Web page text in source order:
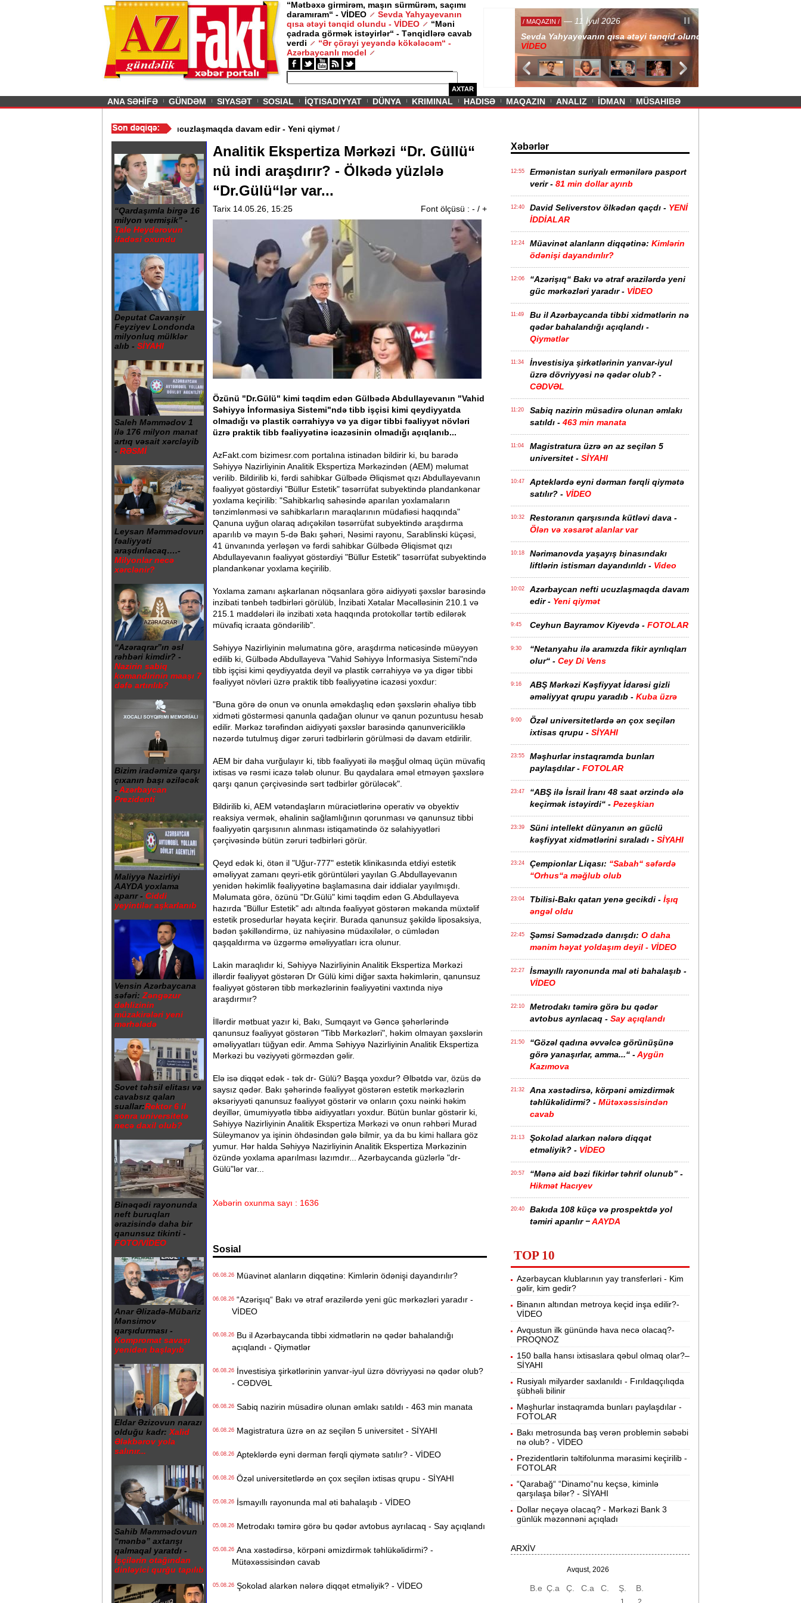
“Mətbəxə girmirəm, maşın sürmürəm, saçımı
daramıram“ - VİDEO
Sevda Yahyayevanın
qısa ətəyi tənqid olundu - VİDEO
“Məni
çadrada görmək istəyirlər“ - Tənqidlərə cavab
verdi
“Ər çörəyi yeyəndə kökələcəm“ -
Azərbaycanlı model
AXTAR
/ MAQAZIN / — 11 İyul 2026
Sevda Yahyayevanın qısa ətəyi tənqid olundu -
Previous
ANA SƏHİFƏ GÜNDƏM SIYASƏT SOSIAL İQTISADIYYAT DÜNYA KRIMINAL HADISƏ MAQAZIN ANALIZ İDMAN MÜSAHIBƏ
istismarı dayandırıldı - Video/Azərbaycan nefti ucuzlaşmaqda davam edir - Yeni qiymət
“Qardaşımla birgə 16
milyon vermişik” -
Tale Heydərovun
ifadəsi oxundu
Deputat Cavanşir
Feyziyev Londonda
milyonluq mülklər
alıb - SİYAHI
Saleh Məmmədov 1
ilə 176 milyon manat
artıq vəsait xərcləyib
- RƏSMİ
Leysan Məmmədovun
fəaliyyəti
araşdırılacaq….-
Milyonlar necə
xərclənir?
“Azəraqrar”ın əsl
rəhbəri kimdir? -
Nazirin sabiq
komandirinin maaşı 7
dəfə artırılıb?
Bizim iradəmizə qarşı
çıxanın başı əziləcək
- Azərbaycan
Prezidenti
Maliyyə Nazirliyi
AAYDA yoxlama
aparır - Ciddi
yeyintilər aşkarlanıb
Vensin Azərbaycana
səfəri: Zəngəzur
dəhlizinin
müzakirələri yeni
mərhələdə
Sovet təhsil elitası və
cavabsız qalan
suallar:Rektor 6 il
sonra universitetə
necə daxil olub?
Binəqədi rayonunda
neft buruqları
ərazisində daha bir
qanunsuz tikinti -
FOTO/VİDEO
Anar Əlizadə-Mübariz
Mənsimov
qarşıdurması -
Kompromat savaşı
yenidən başlayıb
Eldar Əzizovun narazı
olduğu kadr: Xalid
Ələkbərov yola
salınır...
Sahib Məmmədovun
“mənbə” axtarışı
qalmaqal yaratdı -
İşçilərin otağından
dinləyici qurğu tapılıb
Analitik Ekspertiza Mərkəzi “Dr. Güllü“
nü indi araşdırır? - Ölkədə yüzlələ
“Dr.Gülü“lər var...
Tarix 14.05.26, 15:25 Font ölçüsü : - / +
Özünü "Dr.Gülü" kimi təqdim edən Gülbədə Abdullayevanın "Vahid
Səhiyyə İnformasiya Sistemi"ndə tibb işçisi kimi qeydiyyatda
olmadığı və plastik cərrahiyyə və ya digər tibbi fəaliyyət növləri
üzrə praktik tibb fəaliyyətinə icazəsinin olmadığı açıqlanıb...
AzFakt.com bizimesr.com portalına istinadən bildirir ki, bu barədə
Səhiyyə Nazirliyinin Analitik Ekspertiza Mərkəzindən (AEM) məlumat
verilib. Bildirilib ki, fərdi sahibkar Gülbədə Əliqismət qızı Abdullayevanın
fəaliyyət göstərdiyi "Büllur Estetik" təsərrüfat subyektində plandankənar
yoxlama keçirilib: "Sahibkarlıq sahəsində aparılan yoxlamaların
tənzimlənməsi və sahibkarların maraqlarının müdafiəsi haqqında"
Qanuna uyğun olaraq adıçəkilən təsərrüfat subyektində araşdırma
aparılıb və mayın 5-də Bakı şəhəri, Nəsimi rayonu, Sarablinski küçəsi,
41 ünvanında yerləşən və fərdi sahibkar Gülbədə Əliqismət qızı
Abdullayevanın fəaliyyət göstərdiyi "Büllur Estetik" təsərrüfat subyektində
plandankənar yoxlama keçirilib.
Yoxlama zamanı aşkarlanan nöqsanlara görə aidiyyəti şəxslər barəsində
inzibati tənbeh tədbirləri görülüb, İnzibati Xətalar Məcəlləsinin 210.1 və
215.1 maddələri ilə inzibati xəta haqqında protokollar tərtib edilərək
müvafiq icraata göndərilib".
Səhiyyə Nazirliyinin məlumatına görə, araşdırma nəticəsində müəyyən
edilib ki, Gülbədə Abdullayeva "Vahid Səhiyyə İnformasiya Sistemi"ndə
tibb işçisi kimi qeydiyyatda deyil və plastik cərrahiyyə və ya digər tibbi
fəaliyyət növləri üzrə praktik tibb fəaliyyətinə icazəsi yoxdur:
"Buna görə də onun və onunla əməkdaşlıq edən şəxslərin əhaliyə tibb
xidməti göstərməsi qanunla qadağan olunur və qanun pozuntusu hesab
edilir. Mərkəz tərəfindən aidiyyəti şəxslər barəsində qanunvericiliklə
nəzərdə tutulmuş digər zəruri tədbirlərin görülməsi də davam etdirilir.
AEM bir daha vurğulayır ki, tibb fəaliyyəti ilə məşğul olmaq üçün müvafiq
ixtisas və rəsmi icazə tələb olunur. Bu qaydalara əməl etməyən şəxslərə
qarşı qanun çərçivəsində sərt tədbirlər görüləcək".
Bildirilib ki, AEM vətəndaşların müraciətlərinə operativ və obyektiv
reaksiya vermək, əhalinin sağlamlığının qorunması və qanunsuz tibbi
fəaliyyətin qarşısının alınması istiqamətində öz səlahiyyətləri
çərçivəsində bütün zəruri tədbirləri görür.
Qeyd edək ki, ötən il "Uğur-777" estetik klinikasında etdiyi estetik
əməliyyat zamanı qeyri-etik görüntüləri yayılan G.Abdullayevanın
yenidən həkimlik fəaliyyətinə başlamasına dair iddialar yayılmışdı.
Məlumata görə, özünü "Dr.Gülü" kimi təqdim edən G.Abdullayeva
hazırda "Büllur Estetik" adı altında fəaliyyət göstərən məkanda müxtəlif
estetik prosedurlar həyata keçirir. Burada qanunsuz şəkildə liposaksiya,
bədən şəkilləndirmə, üz nahiyəsinə müdaxilələr, o cümlədən
qaşqaldırma və üzgərmə əməliyyatları icra olunur.
Lakin maraqlıdır ki, Səhiyyə Nazirliyinin Analitik Ekspertiza Mərkəzi
illərdir fəaliyyət göstərən Dr Gülü kimi diğər saxta həkimlərin, qanunsuz
fəaliyyət göstərən tibb mərkəzlərinin fəaliyyətini vaxtında niyə
araşdırmır?
İllərdir mətbuat yazır ki, Bakı, Sumqayıt və Gəncə şəhərlərində
qanunsuz fəaliyyət göstərən "Tibb Mərkəzləri", həkim olmayan şəxslərin
əməliyyatları tüğyan edir. Amma Səhiyyə Nazirliyinin Analitik Ekspertiza
Mərkəzi bu vəziyyəti görməzdən gəlir.
Elə isə diqqət edək - tək dr- Gülü? Başqa yoxdur? Əlbətdə var, özüs də
saysız qədər. Bakı şəhərində fəaliyyət göstərən estetik mərkəzlərin
əksəriyyəti qanunsuz fəaliyyət göstərir və onların çoxu nəinki həkim
deyillər, ümumiyyətlə tibbə aidiyyatları yoxdur. Bütün bunlar göstərir ki,
Səhiyyə Nazirliyinin Analitik Ekspertiza Mərkəzi və onun rəhbəri Murad
Süleymanov ya işinin öhdəsindən gələ bilmir, ya da bu kimi hallara göz
yumur. Hər halda Səhiyyə Nazirliyinin Analitik Ekspertiza Mərkəzinin
özündə yoxlama aparılması lazımdır... Azərbaycanda güzlərlə "dr-
Gülü"lər var...
Xəbərin oxunma sayı : 1636
Sosial
06.08.26Müavinət alanların diqqətinə: Kimlərin ödənişi dayandırılır?
06.08.26“Azərişıq“ Bakı və ətraf ərazilərdə yeni güc mərkəzləri yaradır -
VİDEO
06.08.26Bu il Azərbaycanda tibbi xidmətlərin nə qədər bahalandığı
açıqlandı - Qiymətlər
06.08.26İnvestisiya şirkətlərinin yanvar-iyul üzrə dövriyyəsi nə qədər olub?
- CƏDVƏL
06.08.26Sabiq nazirin müsadirə olunan əmlakı satıldı - 463 min manata
06.08.26Magistratura üzrə ən az seçilən 5 universitet - SİYAHI
06.08.26Apteklərdə eyni dərman fərqli qiymətə satılır? - VİDEO
06.08.26Özəl universitetlərdə ən çox seçilən ixtisas qrupu - SİYAHI
05.08.26İsmayıllı rayonunda mal əti bahalaşıb - VİDEO
05.08.26Metrodakı təmirə görə bu qədər avtobus ayrılacaq - Say açıqlandı
05.08.26Ana xəstədirsə, körpəni əmizdirmək təhlükəlidirmi? -
Mütəxəssisindən cavab
05.08.26Şokolad alarkən nələrə diqqət etməliyik? - VİDEO
Xəbərlər
12:55
Ermənistan suriyalı ermənilərə pasport
verir - 81 min dollar ayırıb
12:40 David Seliverstov ölkədən qaçdı - YENİ
İDDİALAR
12:24 Müavinət alanların diqqətinə: Kimlərin
ödənişi dayandırılır?
12:06
“Azərişıq“ Bakı və ətraf ərazilərdə yeni
güc mərkəzləri yaradır - VİDEO
11:49
Bu il Azərbaycanda tibbi xidmətlərin nə
qədər bahalandığı açıqlandı -
Qiymətlər
11:34
İnvestisiya şirkətlərinin yanvar-iyul
üzrə dövriyyəsi nə qədər olub? -
CƏDVƏL
11:20
Sabiq nazirin müsadirə olunan əmlakı
satıldı - 463 min manata
11:04
Magistratura üzrə ən az seçilən 5
universitet - SİYAHI
10:47
Apteklərdə eyni dərman fərqli qiymətə
satılır? - VİDEO
10:32
Restoranın qarşısında kütləvi dava -
Ölən və xəsarət alanlar var
10:18
Nərimanovda yaşayış binasındakı
liftlərin istismarı dayandırıldı - Video
10:02
Azərbaycan nefti ucuzlaşmaqda davam
edir - Yeni qiymət
9:45 Ceyhun Bayramov Kiyevdə - FOTOLAR
9:30
“Netanyahu ilə aramızda fikir ayrılıqları
olur“ - Cey Di Vens
9:16
ABŞ Mərkəzi Kəşfiyyat İdarəsi gizli
əməliyyat qrupu yaradıb - Kuba üzrə
9:00
Özəl universitetlərdə ən çox seçilən
ixtisas qrupu - SİYAHI
23:55
Məşhurlar instaqramda bunları
paylaşdılar - FOTOLAR
23:47
“ABŞ ilə İsrail İranı 48 saat ərzində ələ
keçirmək istəyirdi“ - Pezeşkian
23:39
Süni intellekt dünyanın ən güclü
kəşfiyyat xidmətlərini sıraladı - SİYAHI
23:24 Çempionlar Liqası: “Sabah“ səfərdə
“Orhus“a məğlub olub
23:04 Tbilisi-Bakı qatarı yenə gecikdi - İşıq
əngəl oldu
22:45 Şəmsi Səmədzadə danışdı: O daha
mənim həyat yoldaşım deyil - VİDEO
22:27
İsmayıllı rayonunda mal əti bahalaşıb -
VİDEO
22:10
Metrodakı təmirə görə bu qədər
avtobus ayrılacaq - Say açıqlandı
21:50
“Gözəl qadına əvvəlcə görünüşünə
görə yanaşırlar, amma...“ -Aygün
Kazımova
21:32
Ana xəstədirsə, körpəni əmizdirmək
təhlükəlidirmi? - Mütəxəssisindən
cavab
21:13
Şokolad alarkən nələrə diqqət
etməliyik? - VİDEO
20:57
“Mənə aid bəzi fikirlər təhrif olunub” -
Hikmət Hacıyev
20:40
Bakıda 108 küçə və prospektdə yol
təmiri aparılır −AAYDA
fəsadlar törədə bilər -
20:06
Müharibədə 3 400-dən çox iranlı və 18
ABŞ hərbçisi həlak olub -
19:48 BMT-dən dəhşətli xəbərdarlıq -
milyon insan ac qala bilər
19:31
“Wildberries” anbar tutumunun üçdə
birini itirib -
19:16
“Sea Breeze“də mənzil qiymətləri necə
dəyişir? -Qiymətlər
19:00 Bakıda ticarət mərkəzində FACİƏ:liftin
şaxtasına düşüb öldü
18:41 Pentaqondan kritik addım:Rusiya və
Çinə qarşı yeni plan
18:22
Naxçıvan Şəhər Poliklinikasında tibbi
arayış 60-80 manata satılır? -VİDEO
olan ixtisaslar -
"Yəhudi David Seliverstov" Kazım
SENSASİON detallar
TOP 10
Azərbaycan klublarının yay transferləri - Kim
gəlir, kim gedir?
Binanın altından metroya keçid inşa edilir?-
VİDEO
Avqustun ilk günündə hava necə olacaq?-
PROQNOZ
150 balla hansı ixtisaslara qəbul olmaq olar?–
SİYAHI
Rusiyalı milyarder saxlanıldı - Fırıldaqçılıqda
şübhəli bilinir
Məşhurlar instaqramda bunları paylaşdılar -
FOTOLAR
Bakı metrosunda baş verən problemin səbəbi
nə olub? - VİDEO
Prezidentlərin təltifolunma mərasimi keçirilib -
FOTOLAR
“Qarabağ“ “Dinamo“nu keçsə, kiminlə
qarşılaşa bilər? - SİYAHI
Dollar neçəyə olacaq? - Mərkəzi Bank 3
günlük məzənnəni açıqladı
ARXİV
Avqust, 2026
B.e Ç.a Ç. C.a C. Ş. B.